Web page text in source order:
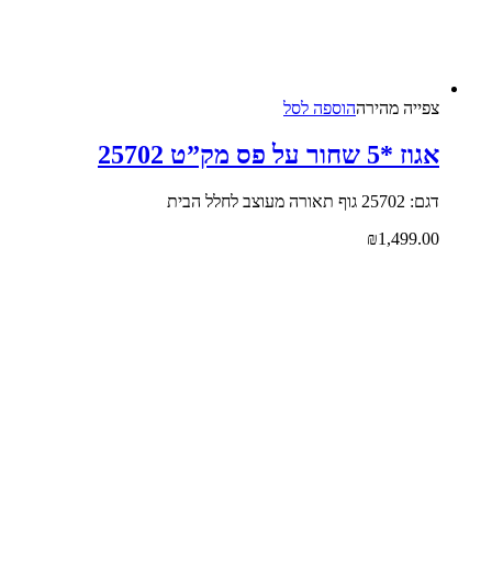
צפייה‬ ‫מהירה‬הוספה לסל
אגוז *5 שחור על פס מק”ט 25702
דגם: 25702 גוף תאורה מעוצב לחלל הבית
₪1,499.00